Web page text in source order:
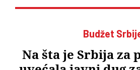
Budžet
Na šta je Srbija za